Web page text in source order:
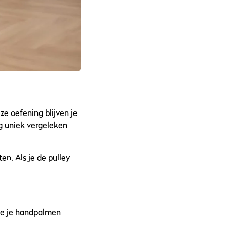
oefening blijven je
uniek vergeleken
Als je de pulley
je handpalmen